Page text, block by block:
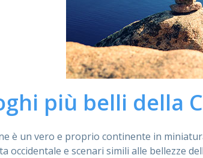
più belli della
è un vero e proprio continente in
occidentale e scenari simili alle bellezze